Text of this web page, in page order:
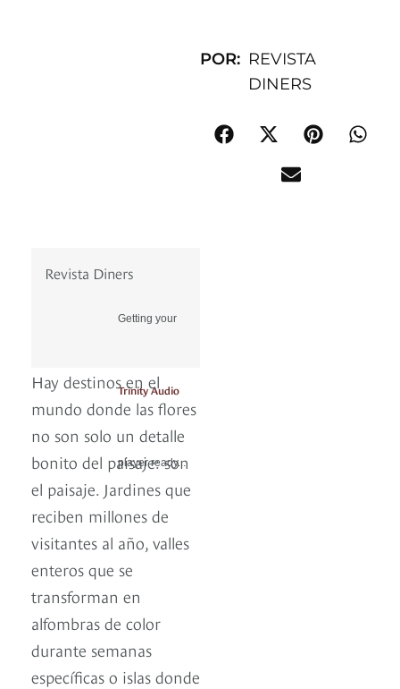
POR: REVISTA
DINERS
Revista Diners
Getting your
Trinity Audio
player ready...
Hay destinos en el
mundo donde las flores
no son solo un detalle
bonito del paisaje: son
el paisaje. Jardines que
reciben millones de
visitantes al año, valles
enteros que se
transforman en
alfombras de color
durante semanas
específicas o islas donde